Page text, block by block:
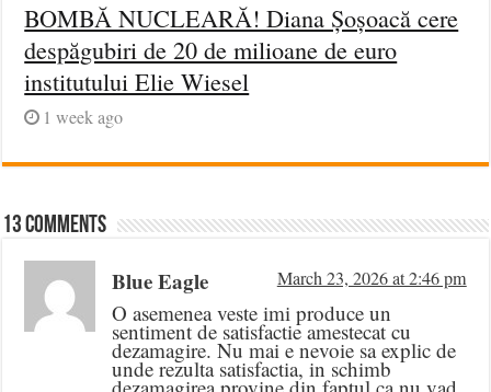
BOMBĂ NUCLEARĂ! Diana Șoșoacă cere
despăgubiri de 20 de milioane de euro
institutului Elie Wiesel
1 week ago
13 comments
Blue Eagle March 23, 2026 at 2:46 pm
O asemenea veste imi produce un
sentiment de satisfactie amestecat cu
dezamagire. Nu mai e nevoie sa explic de
unde rezulta satisfactia, in schimb